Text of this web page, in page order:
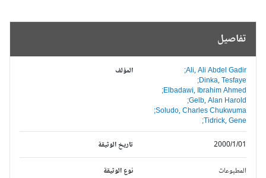
تفاصيل
المؤلف
Ali, Ali Abdel Gadir;
Dinka, Tesfaye;
Elbadawi, Ibrahim Ahmed;
Gelb, Alan Harold;
Soludo, Charles Chukwuma;
Tidrick, Gene;
تاريخ الوثيقة
2000/1/01
نوع الوثيقة المطبوعات